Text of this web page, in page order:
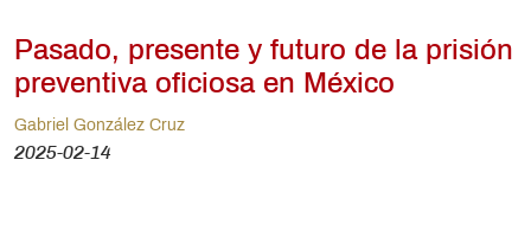
Pasado, presente y futuro de la prisión
preventiva oficiosa en México
Gabriel González Cruz
2025-02-14